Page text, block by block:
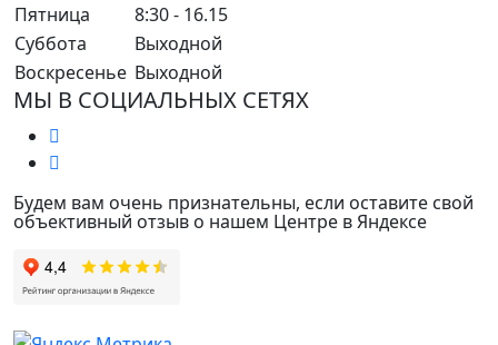
Пятница
8:30 - 16.15
Суббота
Выходной
Воскресенье Выходной
МЫ В СОЦИАЛЬНЫХ СЕТЯХ
Будем вам очень признательны, если оставите свой
объективный отзыв о нашем Центре в Яндексе